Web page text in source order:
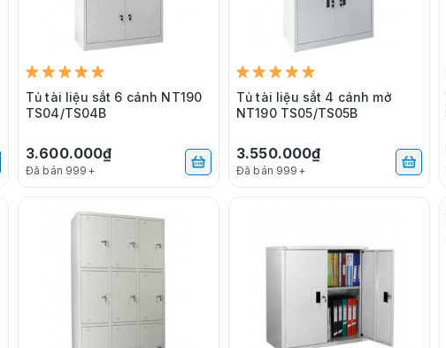
Tủ tài liệu sắt 6 cánh NT190
TS04/TS04B
3.600.000₫
Đã bán 999+
Tủ tài liệu sắt 4 cánh mở
NT190 TS05/TS05B
3.550.000₫
Đã bán 999+